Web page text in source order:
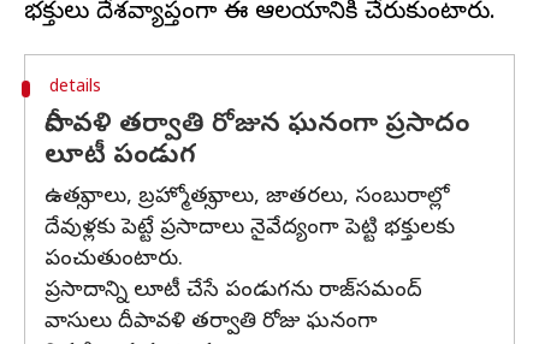
details
దీపావళి తర్వాతి రోజున ఘనంగా ప్రసాదం
లూటీ పండుగ
ఉత్సవాలు, బ్రహ్మోత్సవాలు, జాతరలు, సంబురాల్లో
దేవుళ్లకు పెట్టే ప్రసాదాలు నైవేద్యంగా పెట్టి భక్తులకు
పంచుతుంటారు.
ప్రసాదాన్ని లూటీ చేసే పండుగను రాజ్‌సమంద్‌
వాసులు దీపావళి తర్వాతి రోజు ఘనంగా